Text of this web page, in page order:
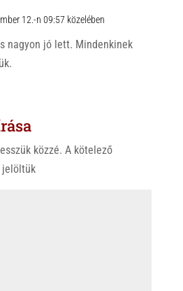
12.-n 09:57 közelében
nagyon jó lett. Mindenkinek
közzé. A kötelező